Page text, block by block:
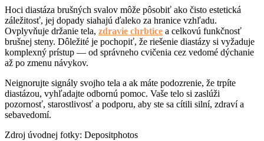
Hoci diastáza brušných svalov môže pôsobiť ako čisto estetická
záležitosť, jej dopady siahajú ďaleko za hranice vzhľadu.
Ovplyvňuje držanie tela, zdravie chrbtice a celkovú funkčnosť
brušnej steny. Dôležité je pochopiť, že riešenie diastázy si vyžaduje
komplexný prístup — od správneho cvičenia cez vedomé dýchanie
až po zmenu návykov.
Neignorujte signály svojho tela a ak máte podozrenie, že trpíte
diastázou, vyhľadajte odbornú pomoc. Vaše telo si zaslúži
pozornosť, starostlivosť a podporu, aby ste sa cítili silní, zdraví a
sebavedomí.
Zdroj úvodnej fotky: Depositphotos